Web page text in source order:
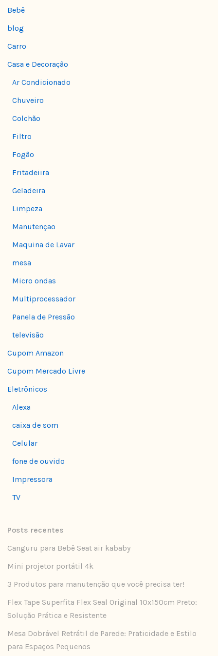
Bebê
blog
Carro
Casa e Decoração
Ar Condicionado
Chuveiro
Colchão
Filtro
Fogão
Fritadeiira
Geladeira
Limpeza
Manutençao
Maquina de Lavar
mesa
Micro ondas
Multiprocessador
Panela de Pressão
televisão
Cupom Amazon
Cupom Mercado Livre
Eletrônicos
Alexa
caixa de som
Celular
fone de ouvido
Impressora
TV
Posts recentes
Canguru para Bebê Seat air kababy
Mini projetor portátil 4k
3 Produtos para manutenção que você precisa ter!
Flex Tape Superfita Flex Seal Original 10x150cm Preto:
Solução Prática e Resistente
Mesa Dobrável Retrátil de Parede: Praticidade e Estilo
para Espaços Pequenos